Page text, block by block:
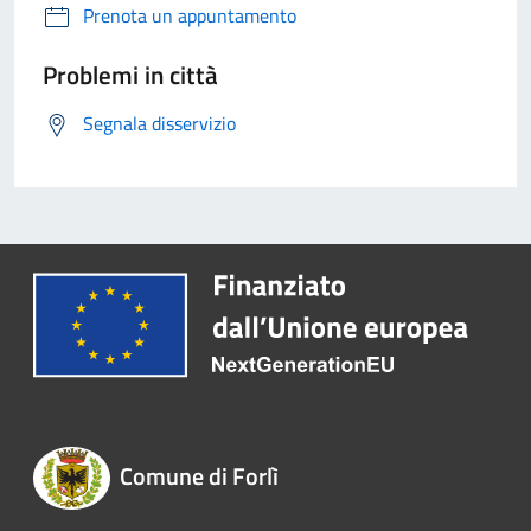
Prenota un appuntamento
Problemi in città
Segnala disservizio
Comune di Forlì